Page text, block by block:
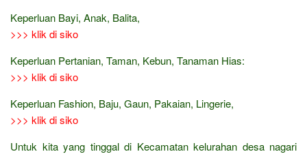
Keperluan Bayi, Anak, Balita,
>>> klik di siko
Keperluan Pertanian, Taman, Kebun, Tanaman Hias:
>>> klik di siko
Keperluan Fashion, Baju, Gaun, Pakaian, Lingerie,
>>> klik di siko
Untuk kita yang tinggal di Kecamatan kelurahan desa nagari